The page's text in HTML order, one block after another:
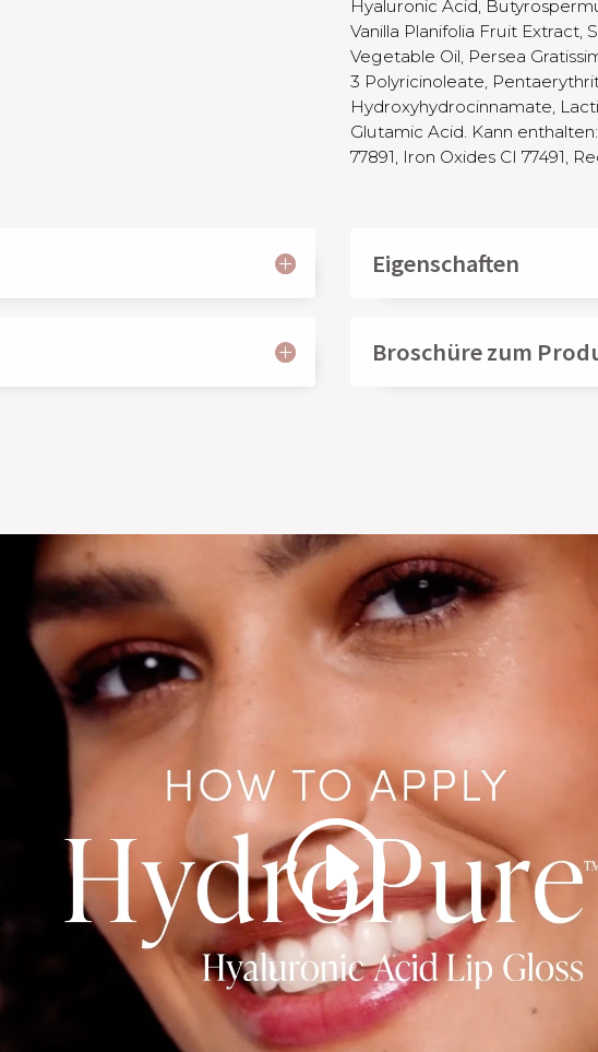
Hyaluronic Acid,
Vanilla Planifolia Fruit
Vegetable Oil, Persea
3 Polyricinoleate,
Hydroxyhydrocinnamate,
Glutamic Acid. Kann
77891, Iron Oxides CI 77491,
Eigenschaften
Broschüre zum